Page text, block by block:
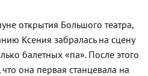
открытия Большого театра,
Ксения забралась на сцену
балетных «па». После этого
она первая станцевала на